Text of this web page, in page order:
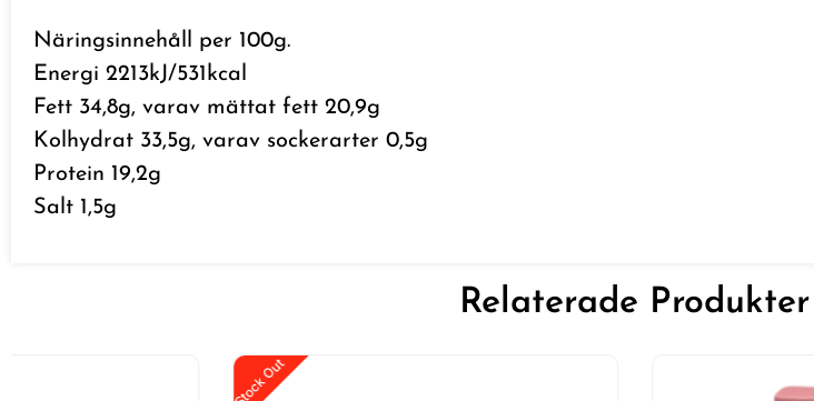
Näringsinnehåll per 100g.
Energi 2213kJ/531kcal
Fett 34,8g, varav mättat fett 20,9g
Kolhydrat 33,5g, varav sockerarter 0,5g
Protein 19,2g
Salt 1,5g
Relaterade Produkter